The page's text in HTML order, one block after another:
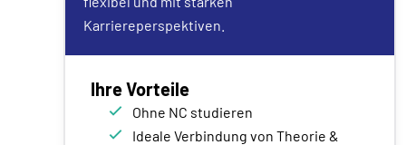
Karriereperspektiven.
Ihre Vorteile
Ohne NC studieren
Ideale Verbindung von Theorie &